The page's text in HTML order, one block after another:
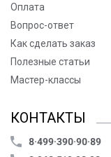
Оплата
Вопрос-ответ
Как сделать заказ
Полезные статьи
Мастер-классы
КОНТАКТЫ
8·499·390·90·89